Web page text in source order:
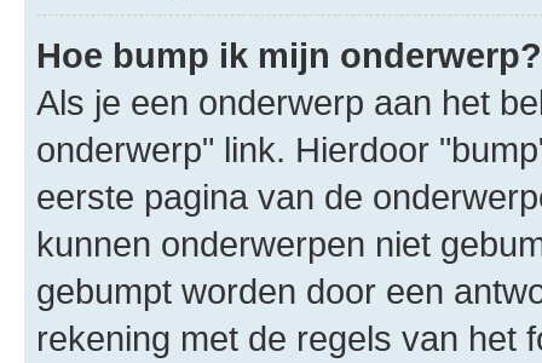
Hoe bump ik mijn onderwerp?
Als je een onderwerp aan het
onderwerp" link. Hierdoor
eerste pagina van de
kunnen onderwerpen niet
gebumpt worden door een
rekening met de regels van het